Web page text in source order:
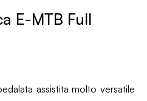
E-MTB Full
assistita molto versatile